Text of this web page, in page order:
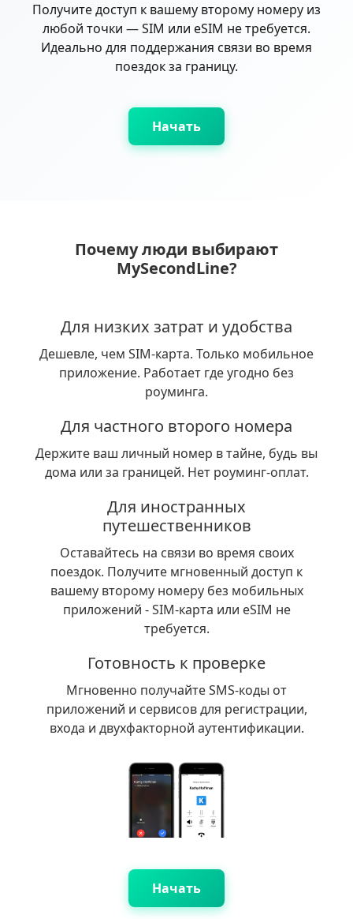
Получите доступ к вашему второму номеру из
любой точки — SIM или eSIM не требуется.
Идеально для поддержания связи во время
поездок за границу.
Начать
Почему люди выбирают
MySecondLine?
Для низких затрат и удобства
Дешевле, чем SIM-карта. Только мобильное
приложение. Работает где угодно без
роуминга.
Для частного второго номера
Держите ваш личный номер в тайне, будь вы
дома или за границей. Нет роуминг-оплат.
Для иностранных
путешественников
Оставайтесь на связи во время своих
поездок. Получите мгновенный доступ к
вашему второму номеру без мобильных
приложений - SIM-карта или eSIM не
требуется.
Готовность к проверке
Мгновенно получайте SMS-коды от
приложений и сервисов для регистрации,
входа и двухфакторной аутентификации.
Начать